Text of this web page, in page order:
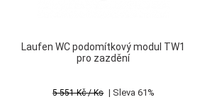
Laufen WC podomítkový modul TW1
pro zazdění
5 551 Kč/ Ks | Sleva 61%